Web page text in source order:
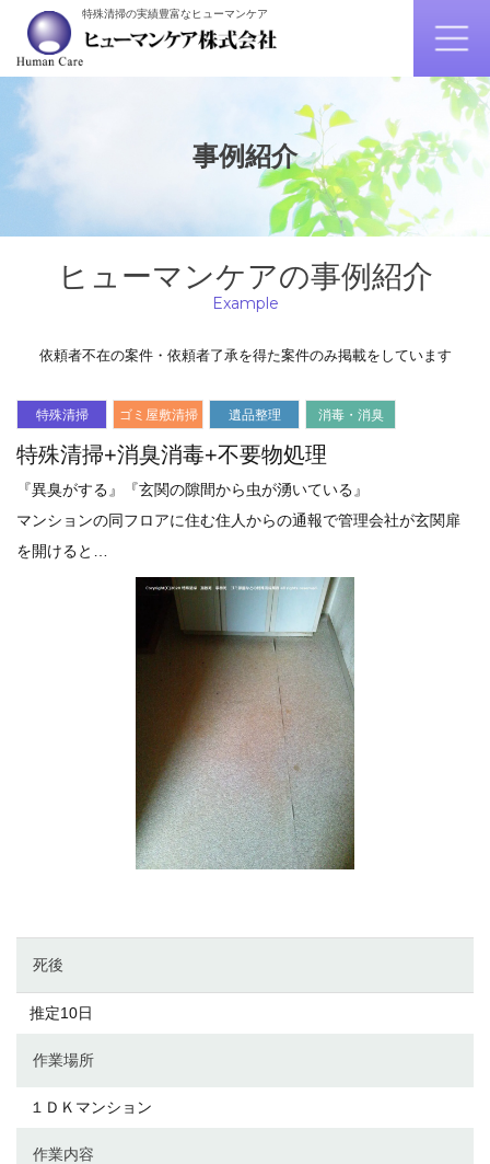
特殊清掃の実績豊富なヒューマンケア
事例紹介
ヒューマンケアの事例紹介
Example
依頼者不在の案件・依頼者了承を得た案件のみ掲載をしています
特殊清掃 ゴミ屋敷清掃 遺品整理 消毒・消臭
特殊清掃+消臭消毒+不要物処理
『異臭がする』『玄関の隙間から虫が湧いている』
マンションの同フロアに住む住人からの通報で管理会社が玄関扉
を開けると…
死後
推定10日
作業場所
１ＤＫマンション
作業内容